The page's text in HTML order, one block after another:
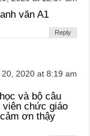
văn A1
Reply
2020 at 8:19 am
và bộ câu
viên chức giáo
ơn thậy